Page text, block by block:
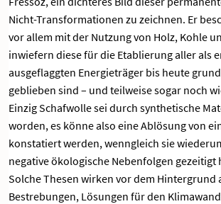
Nicht-Transformationen zu zeichnen. Er
vor allem mit der Nutzung von Holz, Kohle
inwiefern diese für die Etablierung aller als
ausgeflaggten Energieträger bis heute
geblieben sind – und teilweise sogar noch
Einzig Schafwolle sei durch synthetische
worden, es könne also eine Ablösung von
konstatiert werden, wenngleich sie
negative ökologische Nebenfolgen gezeitigt
Solche Thesen wirken vor dem Hintergrund
Bestrebungen, Lösungen für den